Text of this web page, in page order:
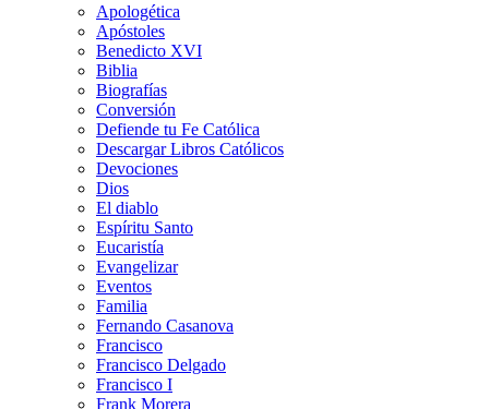
Apologética
Apóstoles
Benedicto XVI
Biblia
Biografías
Conversión
Defiende tu Fe Católica
Descargar Libros Católicos
Devociones
Dios
El diablo
Espíritu Santo
Eucaristía
Evangelizar
Eventos
Familia
Fernando Casanova
Francisco
Francisco Delgado
Francisco I
Frank Morera